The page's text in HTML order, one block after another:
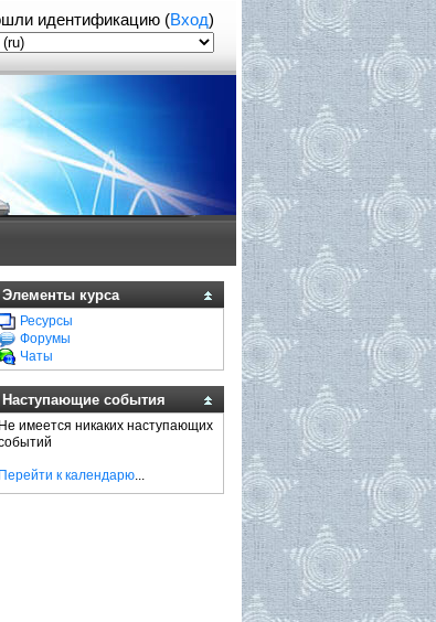
идентификацию (Вход)
Элементы курса
Ресурсы
Форумы
Чаты
Наступающие события
Не имеется никаких наступающих
Перейти к календарю